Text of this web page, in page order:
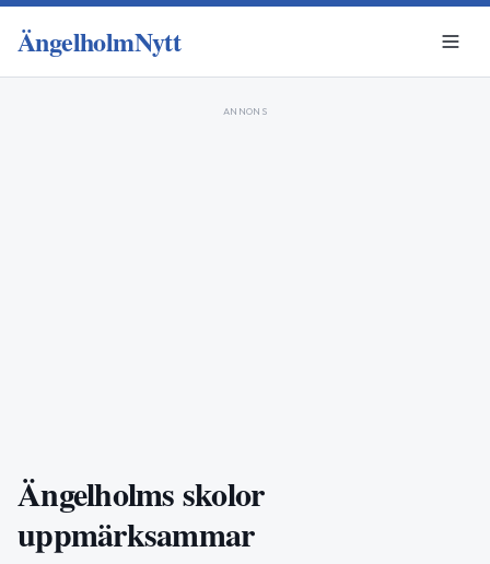
ÄngelholmNytt
ANNONS
Ängelholms skolor
uppmärksammar